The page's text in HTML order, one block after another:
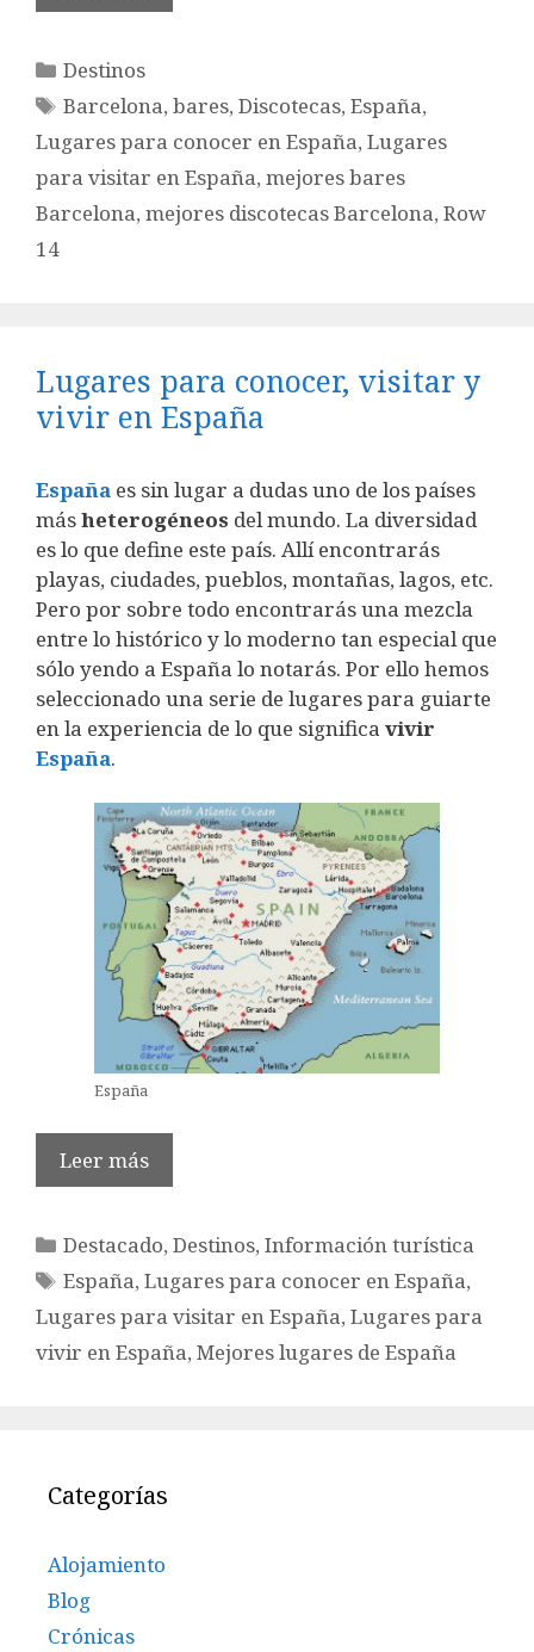
Categorías
Destinos
Etiquetas
Barcelona,bares,Discotecas,España,
Lugares para conocer en España, Lugares
para visitar en España, mejores bares
Barcelona, mejores discotecas Barcelona, Row
14
Lugares para conocer, visitar y
vivir en España
España es sin lugar a dudas uno de los países
másheterogéneos del mundo. La diversidad
es lo que define este país. Allí encontrarás
playas, ciudades, pueblos, montañas, lagos, etc.
Pero por sobre todo encontrarás una mezcla
entre lo histórico y lo moderno tan especial que
sólo yendo a España lo notarás. Por ello hemos
seleccionado una serie de lugares para guiarte
en la experiencia de lo que significa vivir
España.
España
Leer más
Categorías
Destacado,Destinos,Información turística
Etiquetas
España,Lugares para conocer en España,
Lugares para visitar en España, Lugares para
vivir en España, Mejores lugares de España
Categorías
Alojamiento
Blog
Crónicas